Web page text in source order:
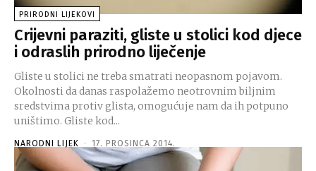
PRIRODNI LIJEKOVI
Crijevni paraziti, gliste u stolici kod djece
i odraslih prirodno liječenje
Gliste u stolici ne treba smatrati neopasnom pojavom.
Okolnosti da danas raspolažemo neotrovnim biljnim
sredstvima protiv glista, omogućuje nam da ih potpuno
uništimo. Gliste kod...
NARODNI LIJEK - 17. PROSINCA 2014.